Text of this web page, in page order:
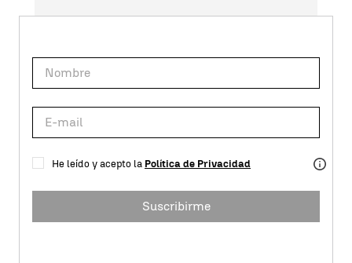
He leído y acepto la Política de Privacidad
Suscribirme